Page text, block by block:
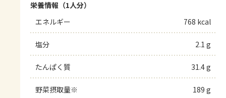
栄養情報（1人分）
エネルギー
768 kcal
塩分 2.1 g
たんぱく質 31.4 g
野菜摂取量※ 189 g